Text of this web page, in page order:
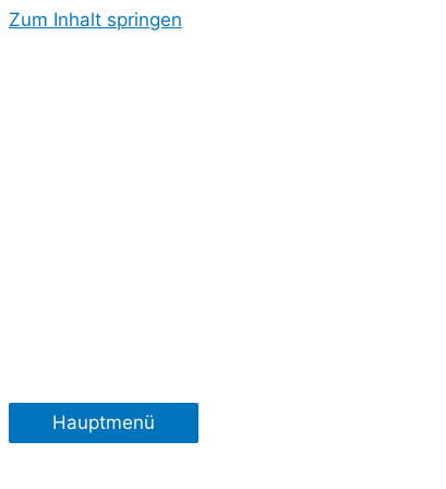
Zum Inhalt springen
Hauptmenü